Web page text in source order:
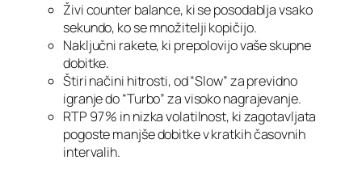
Živi counter balance, ki se posodablja vsako
sekundo, ko se množitelji kopičijo.
Naključni rakete, ki prepolovijo vaše skupne
dobitke.
Štiri načini hitrosti, od “Slow” za previdno
igranje do “Turbo” za visoko nagrajevanje.
RTP 97 % in nizka volatilnost, ki zagotavljata
pogoste manjše dobitke v kratkih časovnih
intervalih.